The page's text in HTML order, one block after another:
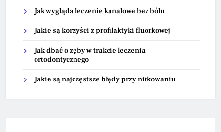
Jak wygląda leczenie kanałowe bez bólu
Jakie są korzyści z profilaktyki fluorkowej
Jak dbać o zęby w trakcie leczenia
ortodontycznego
Jakie są najczęstsze błędy przy nitkowaniu